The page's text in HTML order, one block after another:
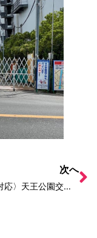
次へ
〈ご意見対応〉天王公園交差点の停止線が消えていたり、電柱標識が取れていたりする